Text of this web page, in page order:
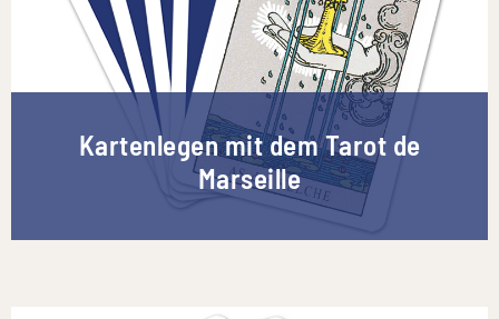
Kartenlegen mit dem Tarot de
Marseille